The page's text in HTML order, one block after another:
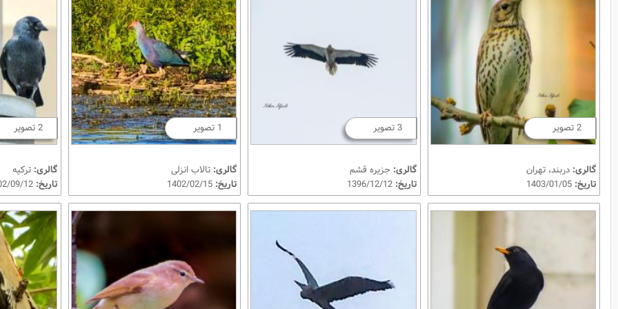
2 تصویر
گالری: دربند، تهران
تاریخ:
3 تصویر
گالری: جزیره قشم
تاریخ: 1396/12/12
1 تصویر
گالری: تالاب انزلی
تاریخ:
2 تصویر
گالری: ترکیه
تاریخ: 1402/09/12